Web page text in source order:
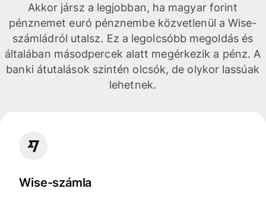
Akkor jársz a legjobban, ha magyar forint
pénznemet euró pénznembe közvetlenül a Wise-
számládról utalsz. Ez a legolcsóbb megoldás és
általában másodpercek alatt megérkezik a pénz. A
banki átutalások szintén olcsók, de olykor lassúak
lehetnek.
Wise-számla